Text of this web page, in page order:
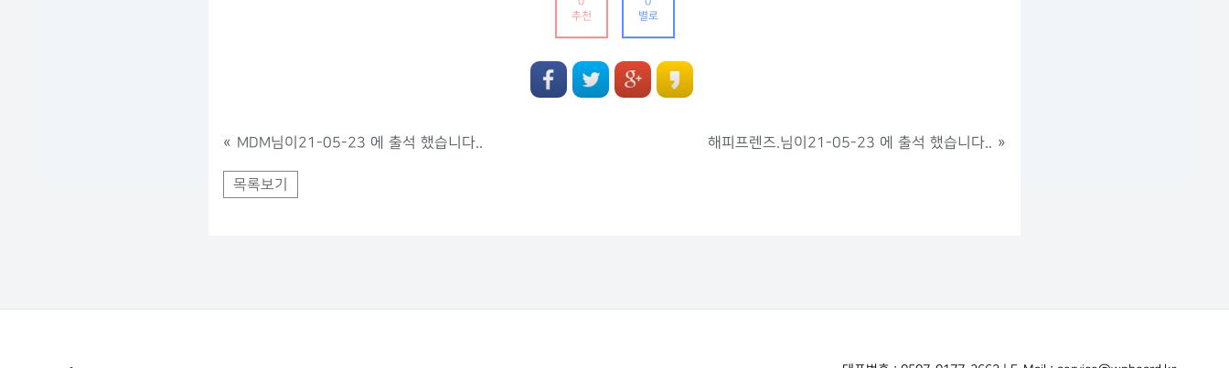
추천
별로
« MDM님이21-05-23 에 출석 했습니다.. 해피프렌즈.님이21-05-23 에 출석 했습니다.. »
목록보기